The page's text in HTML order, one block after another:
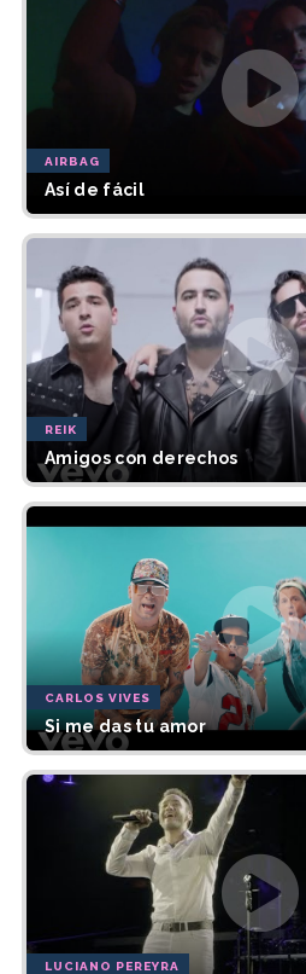
AIRBAG
Así de fácil
REIK
Amigos con derechos
CARLOS VIVES
Si me das tu amor
LUCIANO PEREYRA